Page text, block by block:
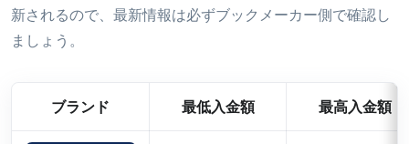
新されるので、最新情報は必ずブックメーカー側で確認し
ましょう。
ブランド 最低入金額 最高入金額